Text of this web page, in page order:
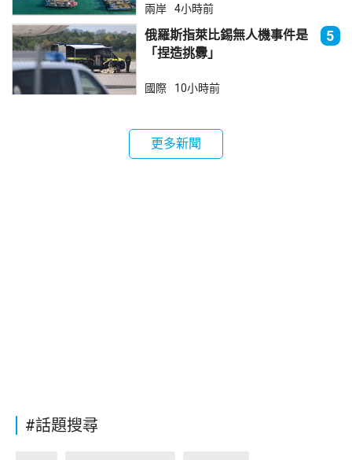
兩岸 4小時前
俄羅斯指萊比錫無人機事件是
「捏造挑釁」
5
國際 10小時前
更多新聞
#話題搜尋